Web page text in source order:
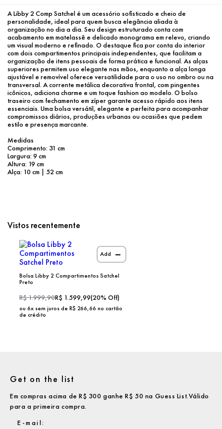
A Libby 2 Comp Satchel é um acessório sofisticado e cheio de
personalidade, ideal para quem busca elegância aliada à
organização no dia a dia. Seu design estruturado conta com
acabamento em matelassê e delicado monograma em relevo, criando
um visual moderno e refinado. O destaque fica por conta do interior
com dois compartimentos principais independentes, que facilitam a
organização de itens pessoais de forma prática e funcional. As alças
superiores permitem uso elegante nas mãos, enquanto a alça longa
ajustável e removível oferece versatilidade para o uso no ombro ou na
transversal. A corrente metálica decorativa frontal, com pingentes
icônicos, adiciona charme e um toque fashion ao modelo. O bolso
traseiro com fechamento em zíper garante acesso rápido aos itens
essenciais. Uma bolsa versátil, elegante e perfeita para acompanhar
compromissos diários, produções urbanas ou ocasiões que pedem
estilo e presença marcante.
Medidas
Comprimento: 31 cm
Largura: 9 cm
Altura: 19 cm
Alça: 10 cm | 52 cm
Vistos recentemente
Add
Bolsa Libby 2 Compartimentos Satchel
Preto
R$1.999,90R$ 1.599,99(20% Off)
ou 6x sem juros de R$ 266,66 no cartão
de crédito
Get on the list
Em compras acima de R$ 300 ganhe R$ 50 na Guess List.Válido
para a primeira compra.